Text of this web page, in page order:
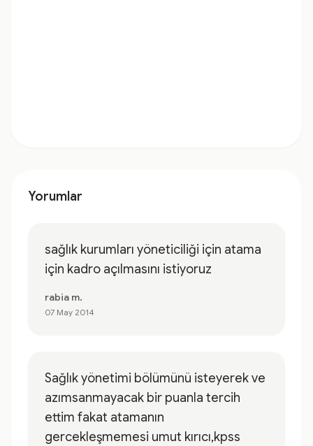
Yorumlar
sağlık kurumları yöneticiliği için atama
için kadro açılmasını istiyoruz
rabia m.
07 May 2014
Sağlık yönetimi bölümünü isteyerek ve
azımsanmayacak bir puanla tercih
ettim fakat atamanın
gercekleşmemesi umut kırıcı,kpss